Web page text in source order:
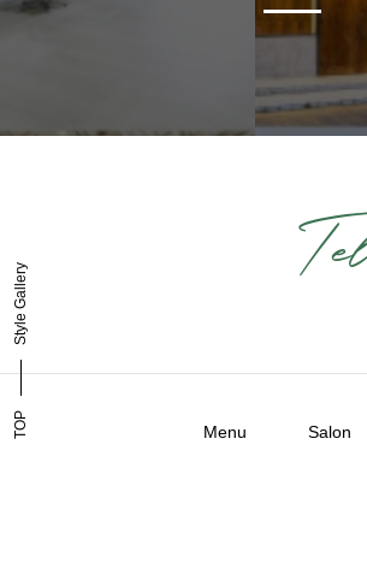
TOP
Style Gallery
Menu Salon